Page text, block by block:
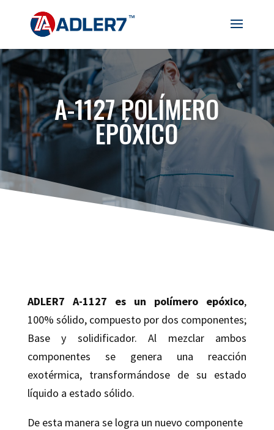
A-1127 POLÍMERO
EPÓXICO
ADLER7 A-1127 es un polímero epóxico,
100% sólido, compuesto por dos componentes;
Base y solidificador. Al mezclar ambos
componentes se genera una reacción
exotérmica, transformándose de su estado
líquido a estado sólido.
De esta manera se logra un nuevo componente